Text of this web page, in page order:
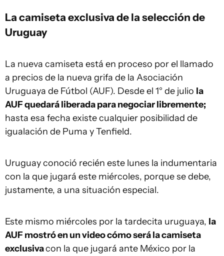
La camiseta exclusiva de la selección de
Uruguay
La nueva camiseta está en proceso por el llamado
a precios de la nueva grifa de la Asociación
Uruguaya de Fútbol (AUF). Desde el 1° de julio la
AUF quedará liberada para negociar libremente;
hasta esa fecha existe cualquier posibilidad de
igualación de Puma y Tenfield.
Uruguay conoció recién este lunes la indumentaria
con la que jugará este miércoles, porque se debe,
justamente, a una situación especial.
Este mismo miércoles por la tardecita uruguaya, la
AUF mostró en un video cómo será la camiseta
exclusivacon la que jugará ante México por la